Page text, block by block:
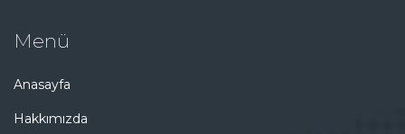
Menü
Anasayfa
Hakkımızda